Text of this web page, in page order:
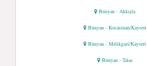
Bünyan - Akkışla
Bünyan - Kocasinan/Kayseri
Bünyan - Melikgazi/Kayseri
Bünyan - Talas